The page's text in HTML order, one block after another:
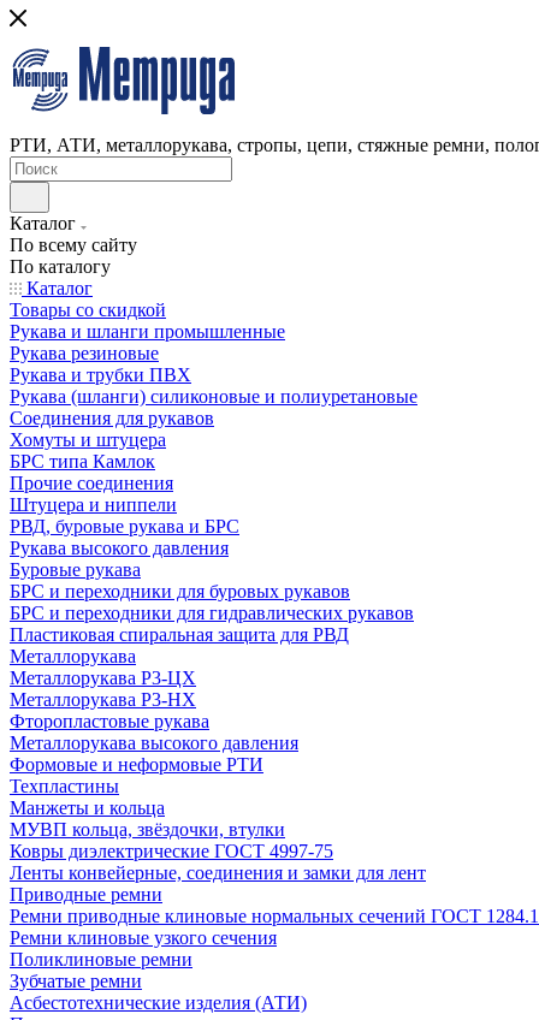
РТИ, АТИ, металлорукава, стропы, цепи, стяжные ремни,
Каталог
По всему сайту
По каталогу
Каталог
Товары со скидкой
Рукава и шланги промышленные
Рукава резиновые
Рукава и трубки ПВХ
Рукава (шланги) силиконовые и полиуретановые
Соединения для рукавов
Хомуты и штуцера
БРС типа Камлок
Прочие соединения
Штуцера и ниппели
РВД, буровые рукава и БРС
Рукава высокого давления
Буровые рукава
БРС и переходники для буровых рукавов
БРС и переходники для гидравлических рукавов
Пластиковая спиральная защита для РВД
Металлорукава
Металлорукава Р3-ЦХ
Металлорукава Р3-НХ
Фторопластовые рукава
Металлорукава высокого давления
Формовые и неформовые РТИ
Техпластины
Манжеты и кольца
МУВП кольца, звёздочки, втулки
Ковры диэлектрические ГОСТ 4997-75
Ленты конвейерные, соединения и замки для лент
Приводные ремни
Ремни приводные клиновые нормальных сечений ГОСТ
Ремни клиновые узкого сечения
Поликлиновые ремни
Зубчатые ремни
Асбестотехнические изделия (АТИ)